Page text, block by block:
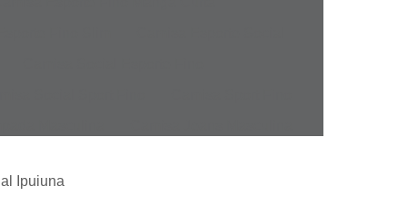
Ipuiuna